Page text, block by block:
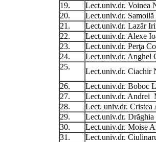
19.
Lect.univ.dr. Voinea
20.
Lect.univ.dr. Samoilă
21.
Lect.univ.dr. Lazăr
22.
Lect.univ.dr. Alexe
23.
Lect.univ.dr. Perţa
24.
Lect.univ.dr. Anghel
25.
Lect.univ.dr. Ciachir
26.
Lect.univ.dr. Boboc
27.
Lect.univ.dr. Andrei
28.
Lect. univ.dr. Cristea
29.
Lect.univ.dr. Drăghia
30.
Lect.univ.dr. Moise
31.
Lect.univ.dr.